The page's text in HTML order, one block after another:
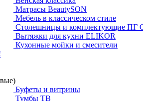
Матрасы BeautySON
Мебель в классическом стиле
Столешницы и комплектующие ПГ
Вытяжки для кухни ELIKOR
Кухонные мойки и смесители
Буфеты и витрины
Тумбы ТВ